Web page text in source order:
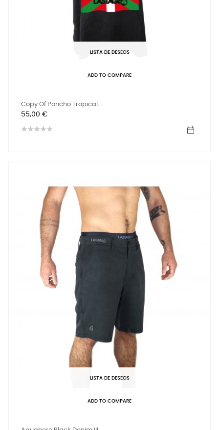
LISTA DE DESEOS
ADD TO COMPARE
Copy Of Poncho Tropical...
Precio
55,00 €
LISTA DE DESEOS
ADD TO COMPARE